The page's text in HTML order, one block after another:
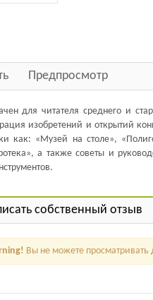
Предпросмотр
для читателя среднего и
изобретений и открытий
как: «Музей на столе»,
а также советы и
собственный отзыв
Вы не можете просматривать